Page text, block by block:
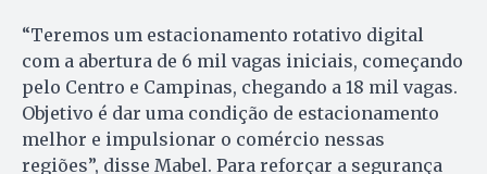
“Teremos um estacionamento rotativo digital
com a abertura de 6 mil vagas iniciais, começando
pelo Centro e Campinas, chegando a 18 mil vagas.
Objetivo é dar uma condição de estacionamento
melhor e impulsionar o comércio nessas
regiões”, disse Mabel. Para reforçar a segurança